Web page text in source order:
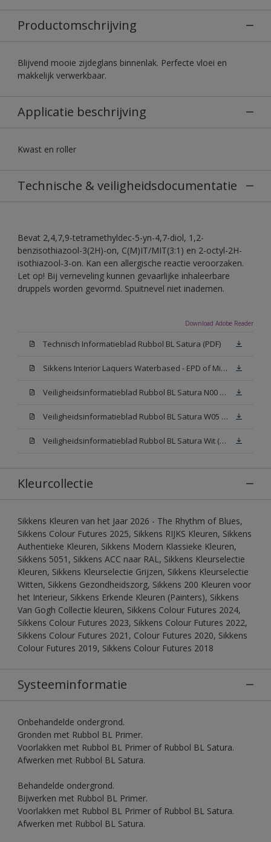
Productomschrijving
Blijvend mooie zijdeglans binnenlak. Perfecte vloei en
makkelijk verwerkbaar.
Applicatie beschrijving
Kwast en roller
Technische & veiligheidsdocumentatie
Bevat 2,4,7,9-tetramethyldec-5-yn-4,7-diol, 1,2-
benzisothiazool-3(2H)-on, C(M)IT/MIT(3:1) en 2-octyl-2H-
isothiazool-3-on. Kan een allergische reactie veroorzaken.
Let op! Bij verneveling kunnen gevaarlijke inhaleerbare
druppels worden gevormd. Spuitnevel niet inademen.
Download Adobe Reader
Technisch Informatieblad Rubbol BL Satura (PDF)
Sikkens Interior Laquers Waterbased - EPD of Milieuproductverklaring
Veiligheidsinformatieblad Rubbol BL Satura N00 (MSDS)
Veiligheidsinformatieblad Rubbol BL Satura W05 (MSDS)
Veiligheidsinformatieblad Rubbol BL Satura Wit (MSDS)
Kleurcollectie
Sikkens Kleuren van het Jaar 2026 - The Rhythm of Blues,
Sikkens Colour Futures 2025, Sikkens RIJKS Kleuren, Sikkens
Authentieke Kleuren, Sikkens Modern Klassieke Kleuren,
Sikkens 5051, Sikkens ACC naar RAL, Sikkens Kleurselectie
Kleuren, Sikkens Kleurselectie Grijzen, Sikkens Kleurselectie
Witten, Sikkens Gezondheidszorg, Sikkens 200 Kleuren voor
het Interieur, Sikkens Erkende Kleuren (Painters), Sikkens
Van Gogh Collectie kleuren, Sikkens Colour Futures 2024,
Sikkens Colour Futures 2023, Sikkens Colour Futures 2022,
Sikkens Colour Futures 2021, Colour Futures 2020, Sikkens
Colour Futures 2019, Sikkens Colour Futures 2018
Systeeminformatie
Onbehandelde ondergrond.
Gronden met Rubbol BL Primer.
Voorlakken met Rubbol BL Primer of Rubbol BL Satura.
Afwerken met Rubbol BL Satura.
Behandelde ondergrond.
Bijwerken met Rubbol BL Primer.
Voorlakken met Rubbol BL Primer of Rubbol BL Satura.
Afwerken met Rubbol BL Satura.